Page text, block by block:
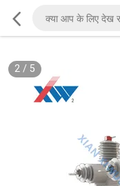
2/ 5